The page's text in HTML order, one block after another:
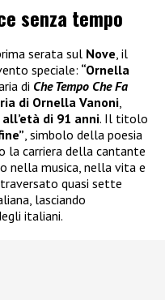
senza tempo
serata sul Nove , il
speciale: “Ornella
di Che Tempo Che Fa
di Ornella Vanoni
di 91 anni. Il titolo
, simbolo della poesia
la carriera della cantante
nella musica, nella vita e
quasi sette
lasciando
italiani.